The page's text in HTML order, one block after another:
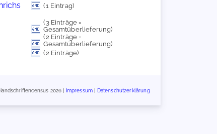
(1 Eintrag)
(3 Einträge =
Gesamtüberlieferung)
(2 Einträge =
Gesamtüberlieferung)
(2 Einträge)
2026 | Impressum Datenschutzerklärung